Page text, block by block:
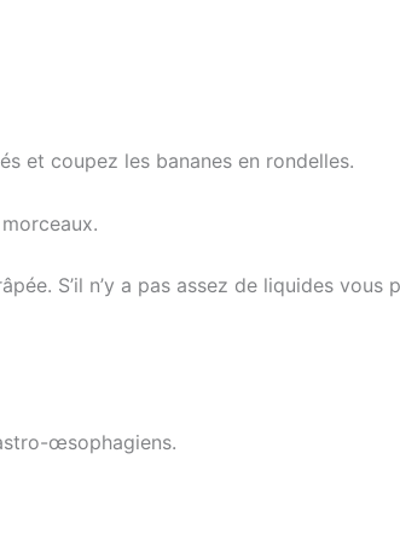
et coupez les bananes en rondelles.
S’il n’y a pas assez de liquides vous
œsophagiens.